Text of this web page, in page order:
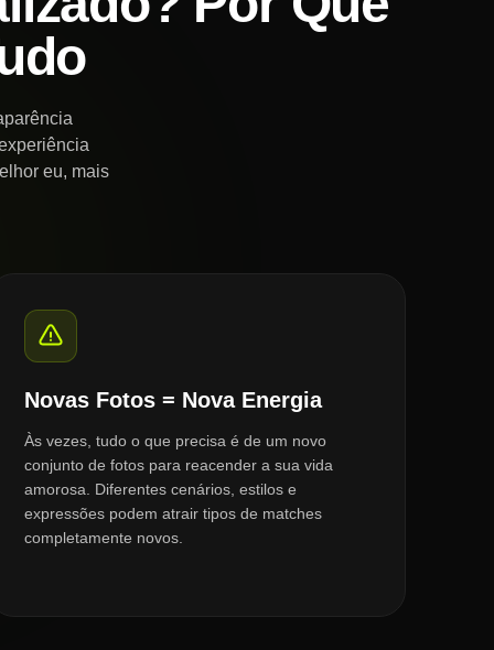
eu, mais
Novas Fotos = Nova Energia
Às vezes, tudo o que precisa é de um novo
conjunto de fotos para reacender a sua vida
amorosa. Diferentes cenários, estilos e
expressões podem atrair tipos de matches
completamente novos.